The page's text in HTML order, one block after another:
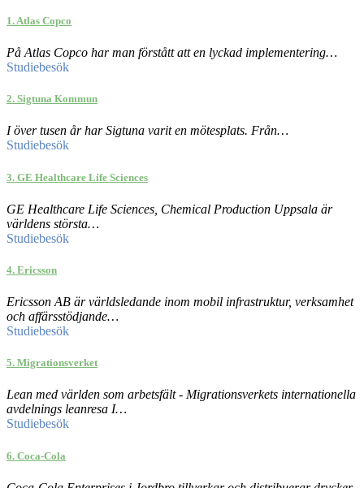
1. Atlas Copco
På Atlas Copco har man förstått att en lyckad implementering…
Studiebesök
2. Sigtuna Kommun
I över tusen år har Sigtuna varit en mötesplats. Från…
Studiebesök
3. GE Healthcare Life Sciences
GE Healthcare Life Sciences, Chemical Production Uppsala är
världens största…
Studiebesök
4. Ericsson
Ericsson AB är världsledande inom mobil infrastruktur, verksamhet
och affärsstödjande…
Studiebesök
5. Migrationsverket
Lean med världen som arbetsfält - Migrationsverkets internationella
avdelnings leanresa I…
Studiebesök
6. Coca-Cola